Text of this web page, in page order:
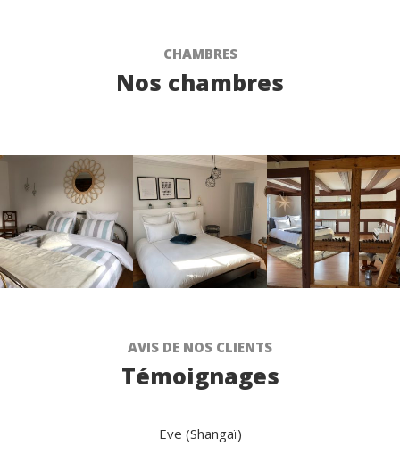
CHAMBRES
Nos chambres
AVIS DE NOS CLIENTS
Témoignages
Eve (Shangaï)